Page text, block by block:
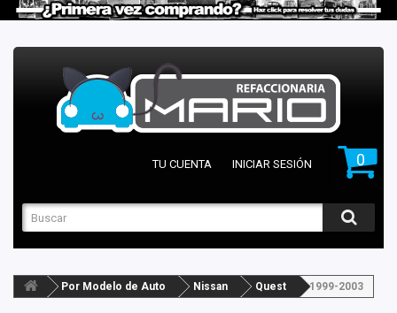
0
TU CUENTA INICIAR SESIÓN
Por Modelo de Auto Nissan Quest 1999-2003